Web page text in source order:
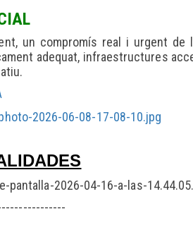
un compromís real i urgent de
adequat, infraestructures